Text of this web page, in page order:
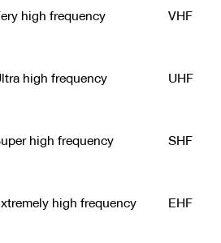
high frequency VHF
high frequency UHF
high frequency SHF
high frequency EHF